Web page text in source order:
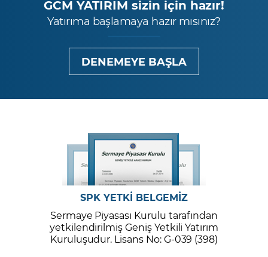
GCM YATIRIM sizin için hazır!
Yatırıma başlamaya hazır mısınız?
DENEMEYE BAŞLA
SPK YETKİ BELGEMİZ
Sermaye Piyasası Kurulu tarafından
yetkilendirilmiş Geniş Yetkili Yatırım
Kuruluşudur. Lisans No: G-039 (398)